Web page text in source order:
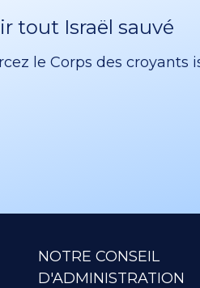
tout Israël sauvé
le Corps des croyants
NOTRE CONSEIL
D'ADMINISTRATION